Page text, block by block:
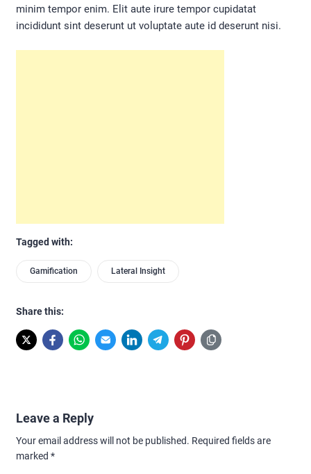
minim tempor enim. Elit aute irure tempor cupidatat
incididunt sint deserunt ut voluptate aute id deserunt nisi.
Tagged with:
Gamification Lateral Insight
Share this:
Leave a Reply
Your email address will not be published. Required fields are
marked *